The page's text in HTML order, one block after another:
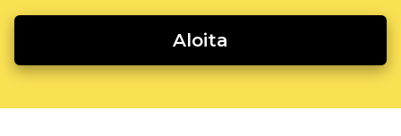
Aloita